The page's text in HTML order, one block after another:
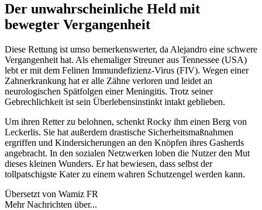
Der unwahrscheinliche Held mit
bewegter Vergangenheit
Diese Rettung ist umso bemerkenswerter, da Alejandro eine schwere
Vergangenheit hat. Als ehemaliger Streuner aus Tennessee (USA)
lebt er mit dem Felinen Immundefizienz-Virus (FIV). Wegen einer
Zahnerkrankung hat er alle Zähne verloren und leidet an
neurologischen Spätfolgen einer Meningitis. Trotz seiner
Gebrechlichkeit ist sein Überlebensinstinkt intakt geblieben.
Um ihren Retter zu belohnen, schenkt Rocky ihm einen Berg von
Leckerlis. Sie hat außerdem drastische Sicherheitsmaßnahmen
ergriffen und Kindersicherungen an den Knöpfen ihres Gasherds
angebracht. In den sozialen Netzwerken loben die Nutzer den Mut
dieses kleinen Wunders. Er hat bewiesen, dass selbst der
tollpatschigste Kater zu einem wahren Schutzengel werden kann.
Übersetzt von Wamiz FR
Mehr Nachrichten über...